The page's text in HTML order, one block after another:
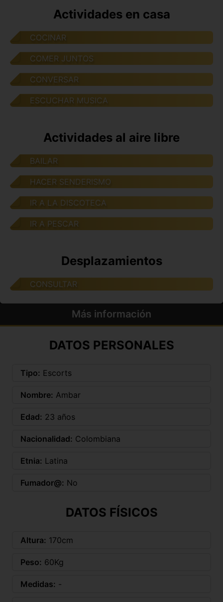
Actividades en casa
COCINAR
COMER JUNTOS
CONVERSAR
ESCUCHAR MUSICA
Actividades al aire libre
BAILAR
HACER SENDERISMO
IR A LA DISCOTECA
IR A PESCAR
Desplazamientos
CONSULTAR
Más información
DATOS PERSONALES
Tipo: Escorts
Nombre: Ambar
Edad: 23 años
Nacionalidad: Colombiana
Etnia: Latina
Fumador@: No
DATOS FÍSICOS
Altura: 170cm
Peso: 60Kg
Medidas: -